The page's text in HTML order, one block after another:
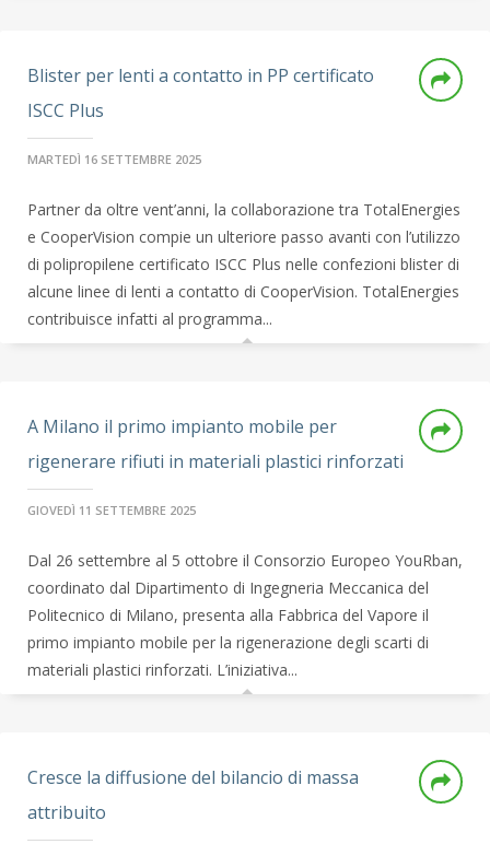
Blister per lenti a contatto in PP certificato
ISCC Plus
MARTEDÌ 16 SETTEMBRE 2025
Partner da oltre vent’anni, la collaborazione tra TotalEnergies
e CooperVision compie un ulteriore passo avanti con l’utilizzo
di polipropilene certificato ISCC Plus nelle confezioni blister di
alcune linee di lenti a contatto di CooperVision. TotalEnergies
contribuisce infatti al programma...
A Milano il primo impianto mobile per
rigenerare rifiuti in materiali plastici rinforzati
GIOVEDÌ 11 SETTEMBRE 2025
Dal 26 settembre al 5 ottobre il Consorzio Europeo YouRban,
coordinato dal Dipartimento di Ingegneria Meccanica del
Politecnico di Milano, presenta alla Fabbrica del Vapore il
primo impianto mobile per la rigenerazione degli scarti di
materiali plastici rinforzati. L’iniziativa...
Cresce la diffusione del bilancio di massa
attribuito